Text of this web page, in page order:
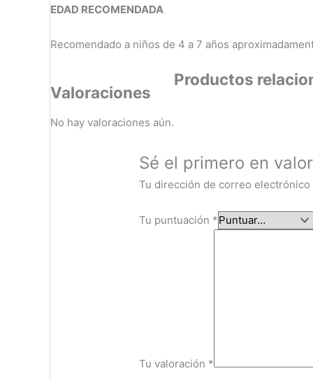
EDAD RECOMENDADA
Recomendado a niños de 4 a 7 años
Valoraciones
No hay valoraciones aún.
Sé el primero en
Tu dirección de correo electrónico
Tu puntuación *
Tu valoración *
Productos